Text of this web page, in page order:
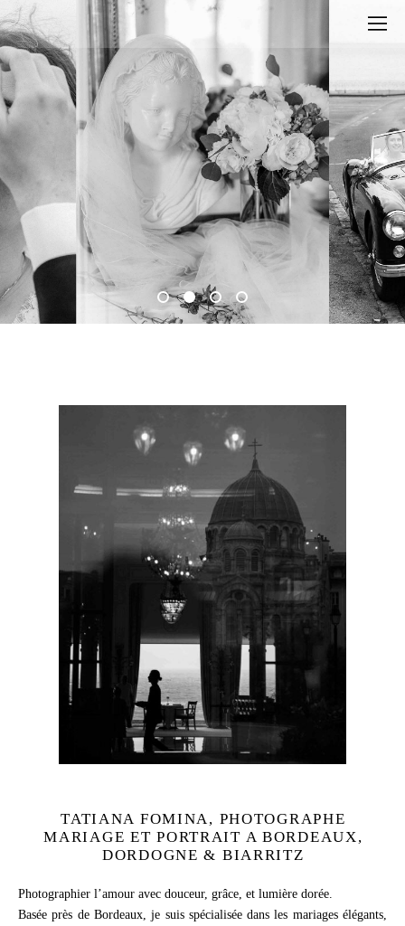
TATIANA FOMINA, PHOTOGRAPHE
MARIAGE ET PORTRAIT A BORDEAUX,
DORDOGNE & BIARRITZ
Photographier l’amour avec douceur, grâce, et lumière dorée.
Basée près de Bordeaux, je suis spécialisée dans les mariages élégants,